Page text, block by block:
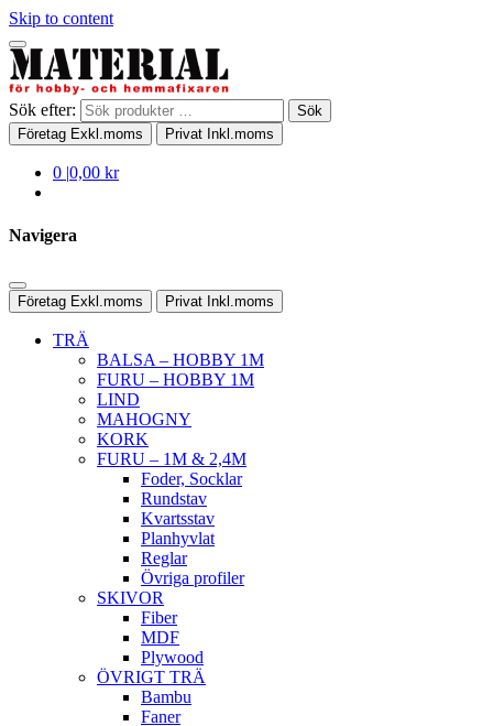
Skip to content
Sök efter:
Sök
Företag Exkl.moms Privat Inkl.moms
0 |0,00 kr
Navigera
Företag Exkl.moms Privat Inkl.moms
TRÄ
BALSA – HOBBY 1M
FURU – HOBBY 1M
LIND
MAHOGNY
KORK
FURU – 1M & 2,4M
Foder, Socklar
Rundstav
Kvartsstav
Planhyvlat
Reglar
Övriga profiler
SKIVOR
Fiber
MDF
Plywood
ÖVRIGT TRÄ
Bambu
Faner